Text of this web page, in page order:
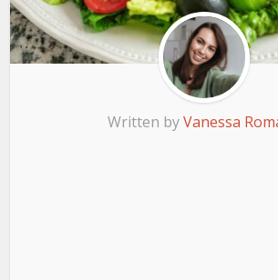
Written byVanessa